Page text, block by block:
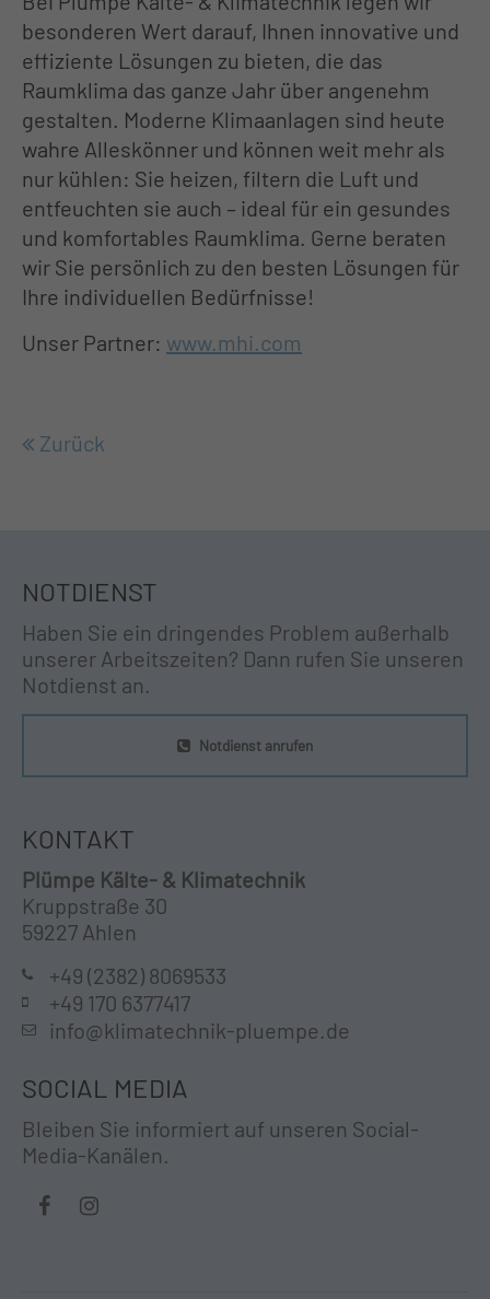
besonderen Wert darauf, Ihnen innovative und
effiziente Lösungen zu bieten, die das
Raumklima das ganze Jahr über angenehm
gestalten. Moderne Klimaanlagen sind heute
wahre Alleskönner und können weit mehr als
nur kühlen: Sie heizen, filtern die Luft und
entfeuchten sie auch – ideal für ein gesundes
und komfortables Raumklima. Gerne beraten
wir Sie persönlich zu den besten Lösungen für
Ihre individuellen Bedürfnisse!
Unser Partner: www.mhi.com
Zurück
NOTDIENST
Haben Sie ein dringendes Problem außerhalb
unserer Arbeitszeiten? Dann rufen Sie unseren
Notdienst an.
Notdienst anrufen
KONTAKT
Plümpe Kälte- & Klimatechnik
Kruppstraße 30
59227 Ahlen
+49 (2382) 8069533
+49 170 6377417
info@klimatechnik-pluempe.de
SOCIAL MEDIA
Bleiben Sie informiert auf unseren Social-
Media-Kanälen.